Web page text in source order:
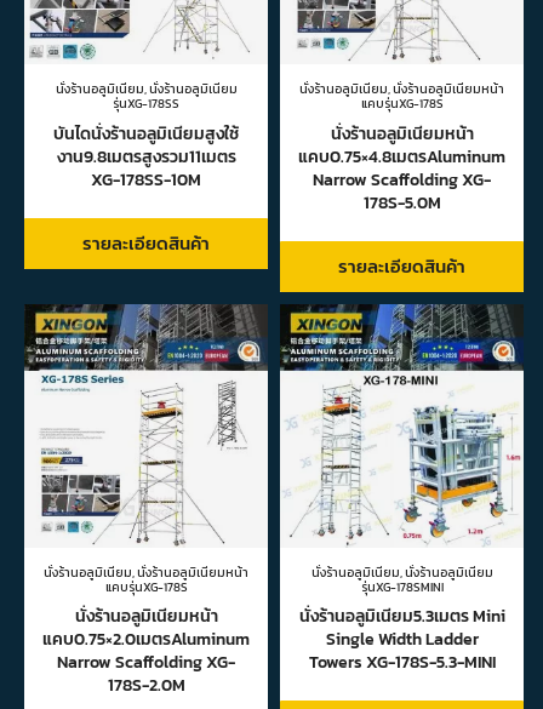
นั่งร้านอลูมิเนียม,นั่งร้านอลูมิเนียม
รุ่นXG-178SS
บันไดนั่งร้านอลูมิเนียมสูงใช้
งาน9.8เมตรสูงรวม11เมตร
XG-178SS-10M
รายละเอียดสินค้า
นั่งร้านอลูมิเนียม,นั่งร้านอลูมิเนียมหน้า
แคบรุ่นXG-178S
นั่งร้านอลูมิเนียมหน้า
แคบ0.75×4.8เมตรAluminum
Narrow Scaffolding XG-
178S-5.0M
รายละเอียดสินค้า
นั่งร้านอลูมิเนียม,นั่งร้านอลูมิเนียมหน้า
แคบรุ่นXG-178S
นั่งร้านอลูมิเนียมหน้า
แคบ0.75×2.0เมตรAluminum
Narrow Scaffolding XG-
178S-2.0M
นั่งร้านอลูมิเนียม,นั่งร้านอลูมิเนียม
รุ่นXG-178SMINI
นั่งร้านอลูมิเนียม5.3เมตร Mini
Single Width Ladder
Towers XG-178S-5.3-MINI